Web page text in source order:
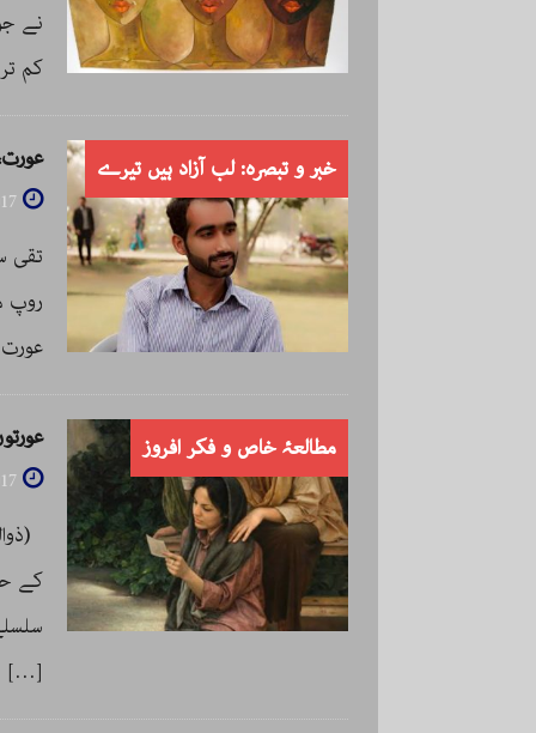
نے
کم
خبر و تبصرہ: لب آزاد ہیں تیرے
روپ
عورت
مطالعۂ خاص و فکر افروز
کے
[…]